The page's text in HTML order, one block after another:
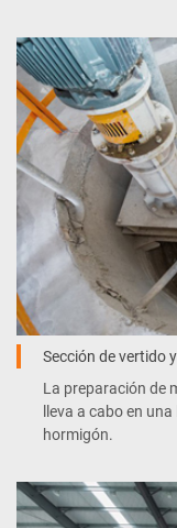
Sección de vertido
La preparación de
lleva a cabo en
hormigón.